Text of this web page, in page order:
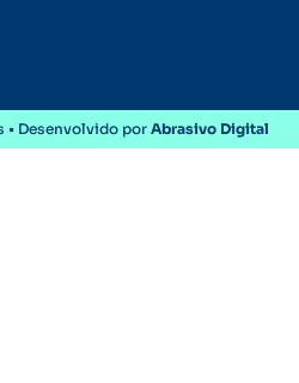
• Desenvolvido por Abrasivo Digital